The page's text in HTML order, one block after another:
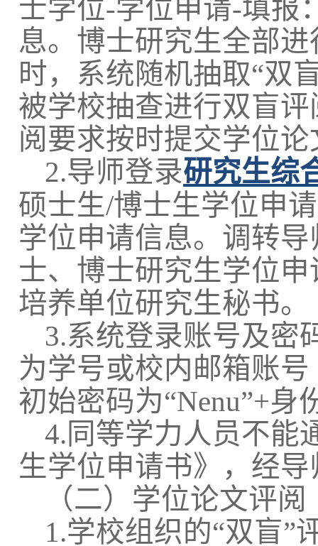
士学位-学位申请-填报
息。博士研究生全部
时，系统随机抽取“双
被学校抽查进行双盲
阅要求按时提交学位论
2.导师登录研究生综
硕士生/博士生学位申
学位申请信息。调转
士、博士研究生学位
培养单位研究生秘书。
3.系统登录账号及密
为学号或校内邮箱账号
初始密码为“Nenu”+
4.同等学力人员不能
生学位申请书》，经
（二）学位论文评阅
1.学校组织的“双盲”